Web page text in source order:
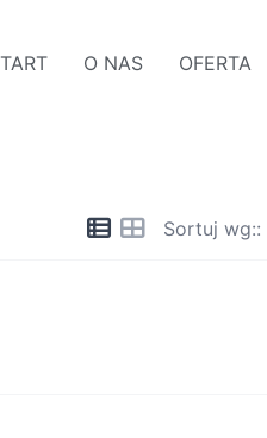
O NAS OFERTA
Sortuj wg::